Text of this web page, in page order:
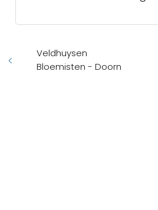
Veldhuysen
Bloemisten - Doorn